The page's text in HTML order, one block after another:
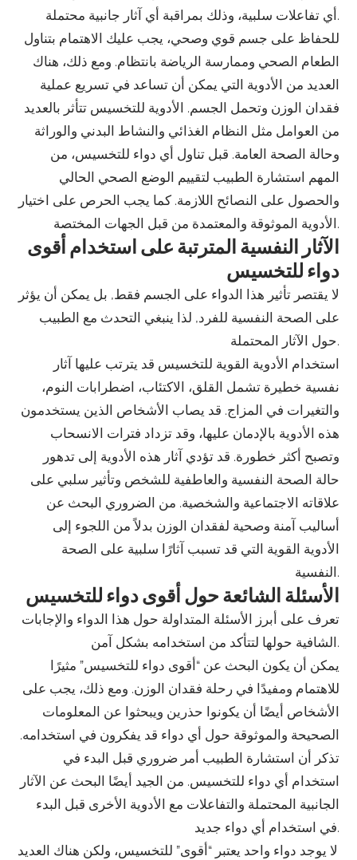
أي تفاعلات سلبية، وذلك بمراقبة أي آثار جانبية محتملة.
للحفاظ على جسم قوي وصحي، يجب عليك الاهتمام بتناول
الطعام الصحي وممارسة الرياضة بانتظام. ومع ذلك، هناك
العديد من الأدوية التي يمكن أن تساعد في تسريع عملية
فقدان الوزن وتحمل الجسم. الأدوية للتخسيس تتأثر بالعديد
من العوامل مثل النظام الغذائي والنشاط البدني والوراثة
وحالة الصحة العامة. قبل تناول أي دواء للتخسيس، من
المهم استشارة الطبيب لتقييم الوضع الصحي الحالي
والحصول على النصائح اللازمة. كما يجب الحرص على اختيار
الأدوية الموثوقة والمعتمدة من قبل الجهات المختصة.
الآثار النفسية المترتبة على استخدام أقوى
دواء للتخسيس
لا يقتصر تأثير هذا الدواء على الجسم فقط, بل يمكن أن يؤثر
على الصحة النفسية للفرد, لذا ينبغي التحدث مع الطبيب
حول الآثار المحتملة.
استخدام الأدوية القوية للتخسيس قد يترتب عليها آثار
نفسية خطيرة تشمل القلق، الاكتئاب، اضطرابات النوم،
والتغيرات في المزاج. قد يصاب الأشخاص الذين يستخدمون
هذه الأدوية بالإدمان عليها، وقد تزداد فترات الانسحاب
وتصبح أكثر خطورة. قد تؤدي آثار هذه الأدوية إلى تدهور
حالة الصحة النفسية والعاطفية للشخص وتأثير سلبي على
علاقاته الاجتماعية والشخصية. من الضروري البحث عن
أساليب آمنة وصحية لفقدان الوزن بدلاً من اللجوء إلى
الأدوية القوية التي قد تسبب آثارًا سلبية على الصحة
النفسية.
الأسئلة الشائعة حول أقوى دواء للتخسيس
تعرف على أبرز الأسئلة المتداولة حول هذا الدواء والإجابات
الشافية حولها لتتأكد من استخدامه بشكل آمن.
يمكن أن يكون البحث عن “أقوى دواء للتخسيس” مثيرًا
للاهتمام ومفيدًا في رحلة فقدان الوزن. ومع ذلك، يجب على
الأشخاص أيضًا أن يكونوا حذرين ويبحثوا عن المعلومات
الصحيحة والموثوقة حول أي دواء قد يفكرون في استخدامه.
تذكر أن استشارة الطبيب أمر ضروري قبل البدء في
استخدام أي دواء للتخسيس. من الجيد أيضًا البحث عن الآثار
الجانبية المحتملة والتفاعلات مع الأدوية الأخرى قبل البدء
في استخدام أي دواء جديد.
لا يوجد دواء واحد يعتبر “أقوى” للتخسيس، ولكن هناك العديد